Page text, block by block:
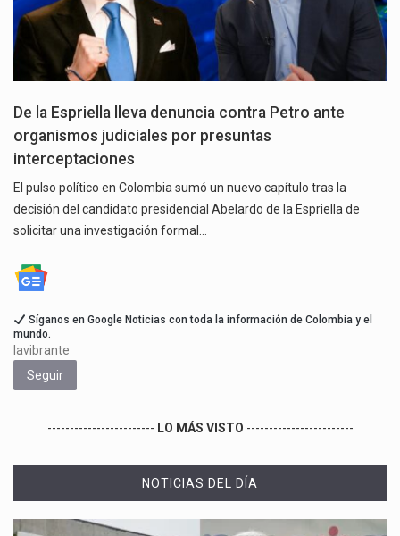
De la Espriella lleva denuncia contra Petro ante
organismos judiciales por presuntas
interceptaciones
El pulso político en Colombia sumó un nuevo capítulo tras la
decisión del candidato presidencial Abelardo de la Espriella de
solicitar una investigación formal…
Síganos en Google Noticias con toda la información de Colombia y el
mundo.
lavibrante
Seguir
------------------------ LO MÁS VISTO ------------------------
NOTICIAS DEL DÍA